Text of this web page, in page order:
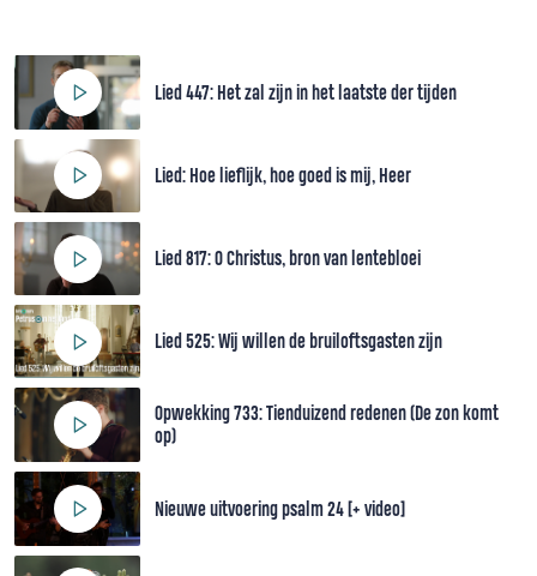
Lied 447: Het zal zijn in het laatste der tijden
Lied: Hoe lieflijk, hoe goed is mij, Heer
Lied 817: O Christus, bron van lentebloei
Lied 525: Wij willen de bruiloftsgasten zijn
Opwekking 733: Tienduizend redenen (De zon komt
op)
Nieuwe uitvoering psalm 24 [+ video]